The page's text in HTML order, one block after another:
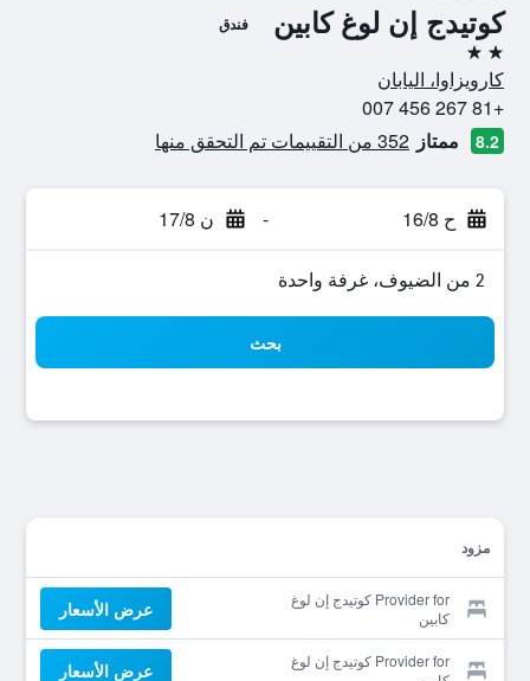
كوتيدج إن لوغ كابين فندق
2 نجمتين
كارويزاوا، اليابان
+81 267 456 007
8.2 ممتاز 352 من التقييمات تم التحقق منها
ح 16/8 - ن 17/8
2 من الضيوف، غرفة واحدة
بحث
مزود
Provider for كوتيدج إن لوغ
كابين
عرض الأسعار
Provider for كوتيدج إن لوغ
عرض الأسعار